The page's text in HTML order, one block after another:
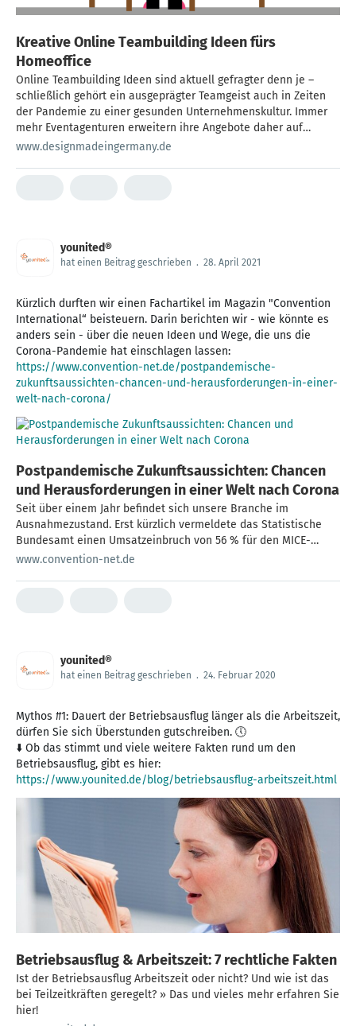
Kreative Online Teambuilding Ideen fürs
Homeoffice
Online Teambuilding Ideen sind aktuell gefragter denn je –
schließlich gehört ein ausgeprägter Teamgeist auch in Zeiten
der Pandemie zu einer gesunden Unternehmenskultur. Immer
mehr Eventagenturen erweitern ihre Angebote daher auf
virtuelle Veranstaltungskonzepte – ein Markt mit Zukunft? Wir
www.designmadeingermany.de
younited®
hat einen Beitrag geschrieben . 28. April 2021
Kürzlich durften wir einen Fachartikel im Magazin "Convention
International“ beisteuern. Darin berichten wir - wie könnte es
anders sein - über die neuen Ideen und Wege, die uns die
Corona-Pandemie hat einschlagen lassen:
https://www.convention-net.de/postpandemische-
zukunftsaussichten-chancen-und-herausforderungen-in-einer-
welt-nach-corona/
Postpandemische Zukunftsaussichten: Chancen
und Herausforderungen in einer Welt nach Corona
Seit über einem Jahr befindet sich unsere Branche im
Ausnahmezustand. Erst kürzlich vermeldete das Statistische
Bundesamt einen Umsatzeinbruch von 56 % für den MICE-
Sektor im Corona-Jahr 2020.
www.convention-net.de
younited®
hat einen Beitrag geschrieben . 24. Februar 2020
Mythos #1: Dauert der Betriebsausflug länger als die Arbeitszeit,
dürfen Sie sich Überstunden gutschreiben. 🕔
⬇️ Ob das stimmt und viele weitere Fakten rund um den
https://www.younited.de/blog/betriebsausflug-arbeitszeit.html
Betriebsausflug & Arbeitszeit: 7 rechtliche Fakten
Ist der Betriebsausflug Arbeitszeit oder nicht? Und wie ist das
bei Teilzeitkräften geregelt? » Das und vieles mehr erfahren Sie
hier!